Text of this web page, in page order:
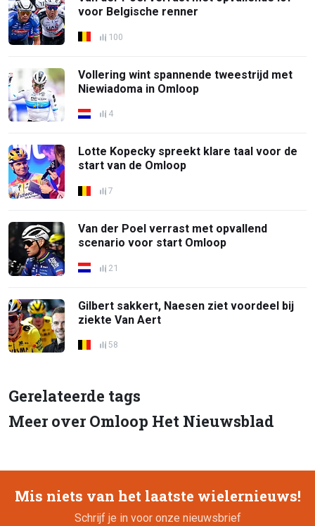
voor Belgische renner
100
Vollering wint spannende tweestrijd met
Niewiadoma in Omloop
4
Lotte Kopecky spreekt klare taal voor de
start van de Omloop
7
Van der Poel verrast met opvallend
scenario voor start Omloop
21
Gilbert sakkert, Naesen ziet voordeel bij
ziekte Van Aert
58
Gerelateerde tags
Meer over Omloop Het Nieuwsblad
Mis niets van het laatste wielernieuws!
Schrijf je in voor onze nieuwsbrief